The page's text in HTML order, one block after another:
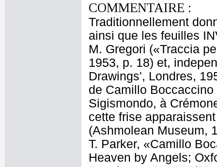
COMMENTAIRE :
Traditionnellement
ainsi que les feuilles
M. Gregori («Traccia
1953, p. 18) et,
Drawings', Londres,
de Camillo
Sigismondo, à
cette frise
(Ashmolean Museum,
T. Parker, «Camillo
Heaven by Angels;